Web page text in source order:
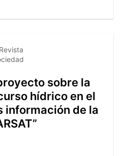
Revista
sobre la
hídrico en el
información de la